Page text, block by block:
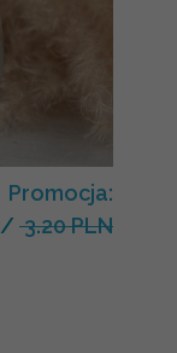
Promocja:
/ 3.20 PLN